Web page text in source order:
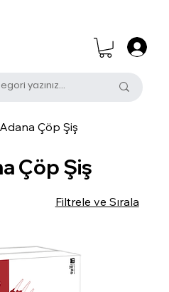
Çöp Şiş
Çöp Şiş
Filtrele ve Sırala